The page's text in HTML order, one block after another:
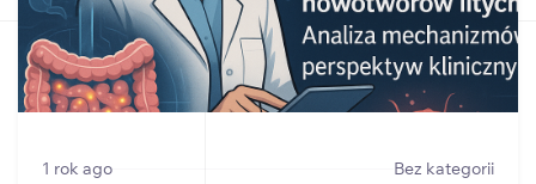
1 rok ago Bez kategorii